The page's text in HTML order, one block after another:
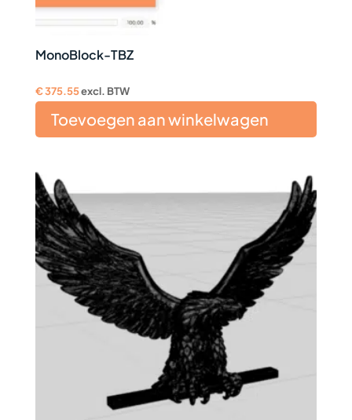
MonoBlock-TBZ
€375.55excl. BTW
Toevoegen aan winkelwagen